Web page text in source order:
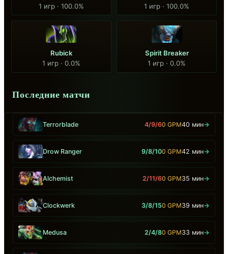
1 игр · 100.0%
1 игр · 100.0%
Rubick
1 игр · 0.0%
Spirit Breaker
1 игр · 0.0%
Последние матчи
Terrorblade 4/9/60 GPM40 мин→
Drow Ranger 9/8/100 GPM42 мин→
Alchemist 2/11/60 GPM35 мин→
Clockwerk 3/8/150 GPM39 мин→
Medusa 2/4/80 GPM33 мин→